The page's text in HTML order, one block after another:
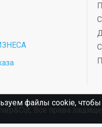
Все права
файлы cookie, чтобы